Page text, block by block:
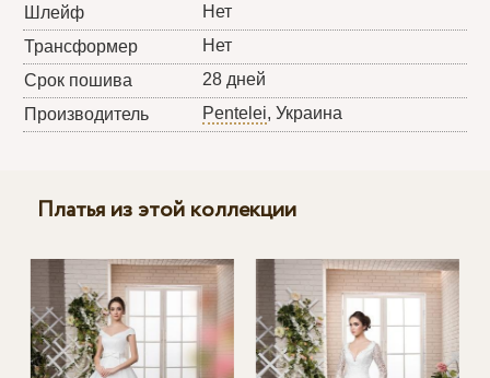
Шлейф
Нет
Трансформер
Нет
Срок пошива
28 дней
Производитель
Pentelei, Украина
Платья из этой коллекции